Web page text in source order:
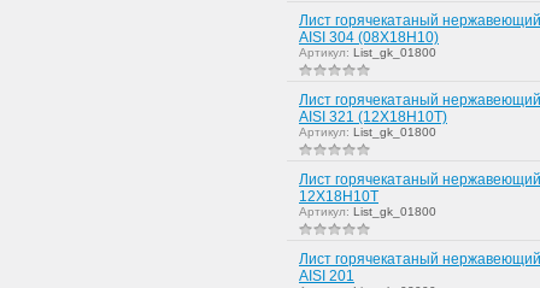
Лист горячекатаный
AISI 304 (08Х18Н10)
Артикул: List_gk_01800
Лист горячекатаный
AISI 321 (12Х18Н10Т)
Артикул: List_gk_01800
Лист горячекатаный
12Х18Н10Т
Артикул: List_gk_01800
Лист горячекатаный
AISI 201